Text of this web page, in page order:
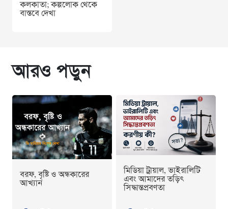
কলকাতা; কল্পলোক থেকে
বাস্তবে দেখা
আরও পড়ুন
বরফ, বৃষ্টি ও অন্ধকারের
আখ্যান
মিডিয়া ট্রায়াল, ভাইরালিটি
এবং আমাদের তড়িৎ
সিদ্ধান্তপ্রবণতা